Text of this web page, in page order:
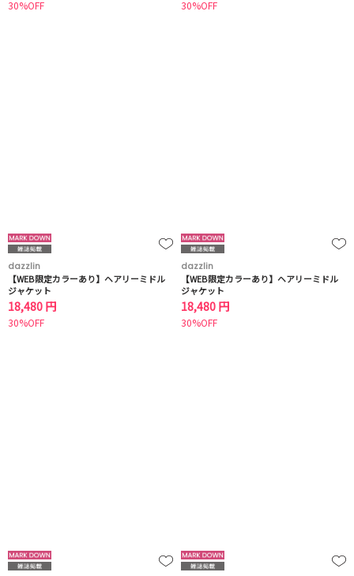
30%OFF 30%OFF
dazzlin
【WEB限定カラーあり】ヘアリーミドル
ジャケット
18,480 円
30%OFF
dazzlin
【WEB限定カラーあり】ヘアリーミドル
ジャケット
18,480 円
30%OFF